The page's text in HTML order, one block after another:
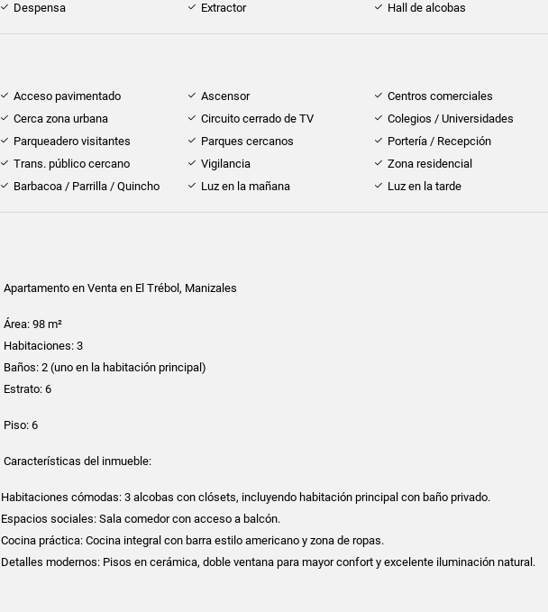
Despensa
Extractor Hall de alcobas
Acceso pavimentado Ascensor
Centros comerciales
Cerca zona urbana
Circuito cerrado de TV
Colegios / Universidades
Parqueadero visitantes
Parques cercanos
Portería / Recepción
Trans. público cercano
Vigilancia
Zona residencial
Barbacoa / Parrilla / Quincho
Luz en la mañana Luz en la tarde
Apartamento en Venta en El Trébol, Manizales
Área: 98 m²
Habitaciones: 3
Baños: 2 (uno en la habitación principal)
Estrato: 6
Piso: 6
Características del inmueble:
Habitaciones cómodas: 3 alcobas con clósets, incluyendo habitación principal con baño privado.
Espacios sociales: Sala comedor con acceso a balcón.
Cocina práctica: Cocina integral con barra estilo americano y zona de ropas.
Detalles modernos: Pisos en cerámica, doble ventana para mayor confort y excelente iluminación natural.